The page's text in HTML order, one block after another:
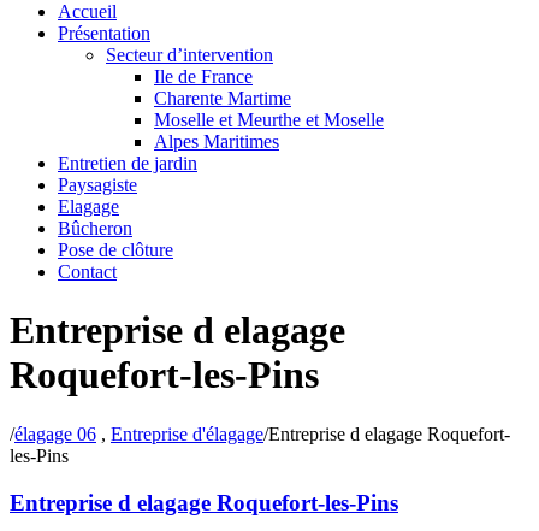
Accueil
Présentation
Secteur d’intervention
Ile de France
Charente Martime
Moselle et Meurthe et Moselle
Alpes Maritimes
Entretien de jardin
Paysagiste
Elagage
Bûcheron
Pose de clôture
Contact
Entreprise d elagage
Roquefort-les-Pins
/élagage 06 , Entreprise d'élagage/Entreprise d elagage Roquefort-
les-Pins
Entreprise d elagage Roquefort-les-Pins